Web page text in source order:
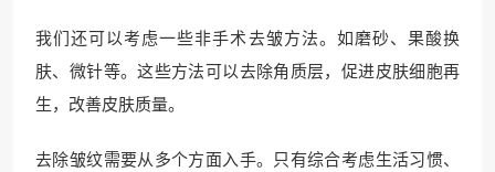
我们还可以考虑一些非手术去皱方法。如磨砂、果酸换
肤、微针等。这些方法可以去除角质层，促进皮肤细胞再
生，改善皮肤质量。
去除皱纹需要从多个方面入手。只有综合考虑生活习惯、